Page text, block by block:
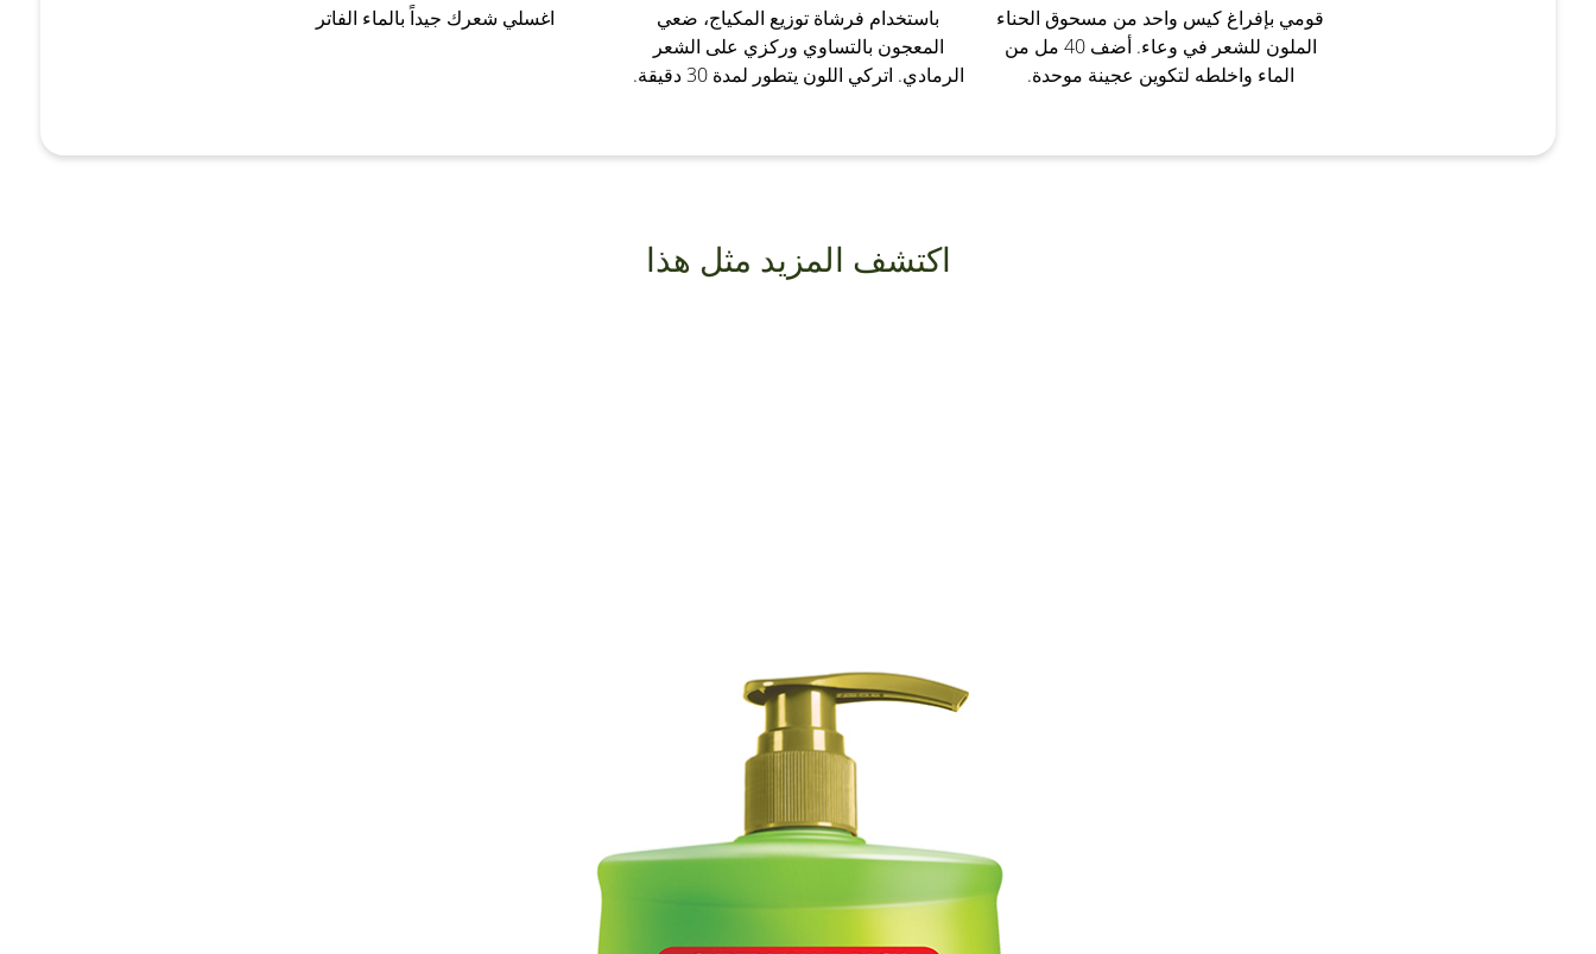
قومي بإفراغ كيس واحد من مسحوق الحناء
الملون للشعر في وعاء. أضف 40 مل من
الماء واخلطه لتكوين عجينة موحدة.
باستخدام فرشاة توزيع المكياج، ضعي
المعجون بالتساوي وركزي على الشعر
الرمادي. اتركي اللون يتطور لمدة 30 دقيقة.
اغسلي شعرك جيداً بالماء الفاتر
اكتشف المزيد مثل هذا